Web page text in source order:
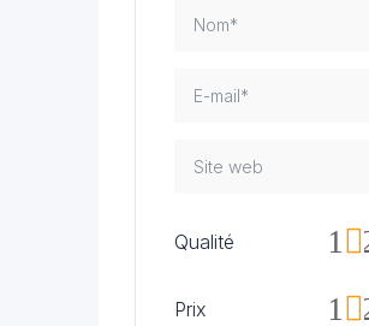
Qualité 1
Prix 1